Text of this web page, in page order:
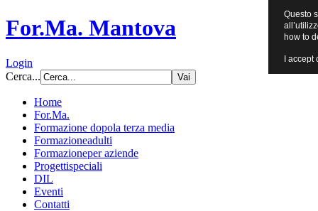
For.Ma. Mantova
Login
Cerca...
Home
For.Ma.
Formazione dopola terza media
Formazioneadulti
Formazioneper aziende
Progettispeciali
DIL
Eventi
Contatti
Questo
how to
I